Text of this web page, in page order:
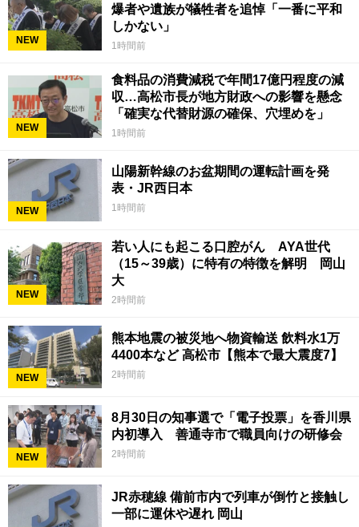
NEW
爆者や遺族が犠牲者を追悼「一番に平和
しかない」
1時間前
NEW
食料品の消費減税で年間17億円程度の減
収…高松市長が地方財政への影響を懸念
「確実な代替財源の確保、穴埋めを」
1時間前
NEW
山陽新幹線のお盆期間の運転計画を発
表・JR西日本
1時間前
NEW
若い人にも起こる口腔がん AYA世代
（15～39歳）に特有の特徴を解明 岡山
大
2時間前
NEW
熊本地震の被災地へ物資輸送 飲料水1万
4400本など 高松市【熊本で最大震度7】
2時間前
NEW
8月30日の知事選で「電子投票」を香川県
内初導入 善通寺市で職員向けの研修会
2時間前
JR赤穂線 備前市内で列車が倒竹と接触し
一部に運休や遅れ 岡山